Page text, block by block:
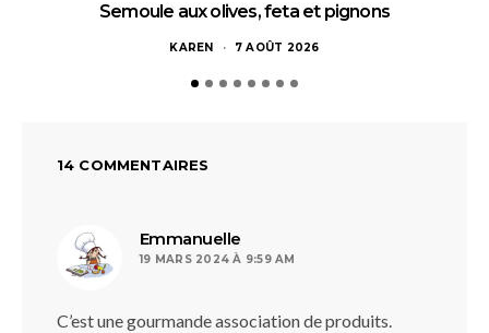
Semoule aux olives, feta et pignons
KAREN 7 AOÛT 2026
14 COMMENTAIRES
Emmanuelle
19 MARS 2024 À 9:59 AM
C’est une gourmande association de produits.